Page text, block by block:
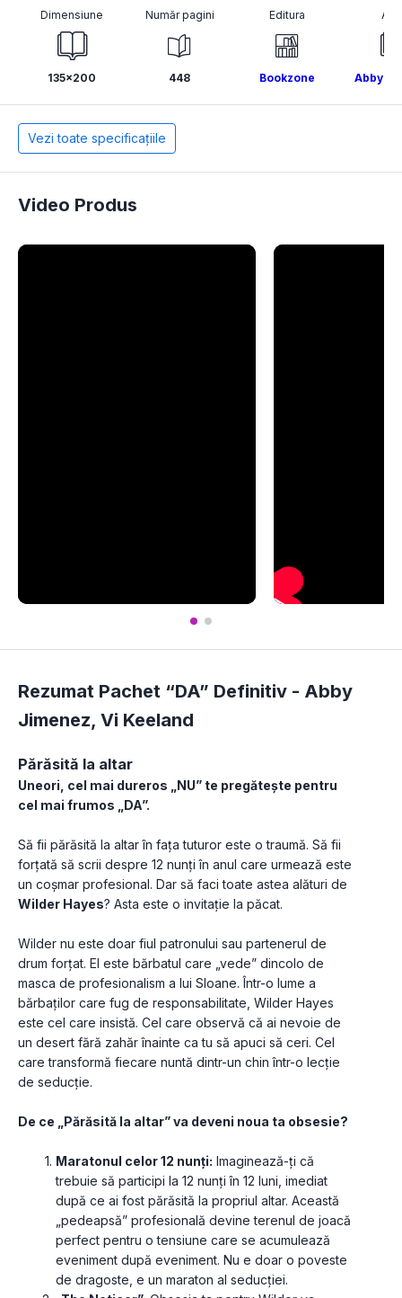
Dimensiune
135x200
Număr pagini
448
Editura
Bookzone Abby
Vezi toate specificațiile
Video Produs
Rezumat Pachet “DA” Definitiv - Abby
Jimenez, Vi Keeland
Părăsită la altar
Uneori, cel mai dureros „NU” te pregătește pentru
cel mai frumos „DA”.
Să fii părăsită la altar în fața tuturor este o traumă. Să fii
forțată să scrii despre 12 nunți în anul care urmează este
Wilder Hayes? Asta este o invitație la păcat.
Wilder nu este doar fiul patronului sau partenerul de
drum forțat. El este bărbatul care „vede” dincolo de
masca de profesionalism a lui Sloane. Într-o lume a
bărbaților care fug de responsabilitate, Wilder Hayes
este cel care insistă. Cel care observă că ai nevoie de
un desert fără zahăr înainte ca tu să apuci să ceri. Cel
care transformă fiecare nuntă dintr-un chin într-o lecție
de seducție.
De ce „Părăsită la altar” va deveni noua ta obsesie?
Maratonul celor 12 nunți: Imaginează-ți că
trebuie să participi la 12 nunți în 12 luni, imediat
după ce ai fost părăsită la propriul altar. Această
„pedeapsă” profesională devine terenul de joacă
perfect pentru o tensiune care se acumulează
eveniment după eveniment. Nu e doar o poveste
de dragoste, e un maraton al seducției.